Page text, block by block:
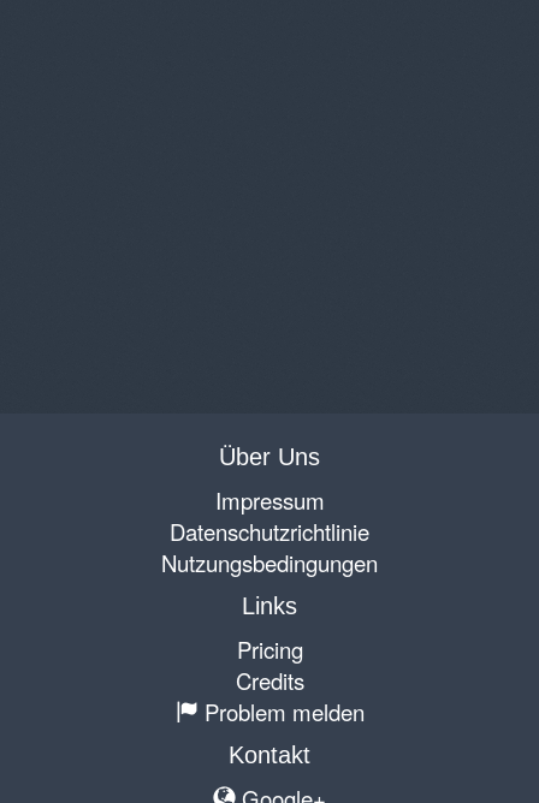
Über Uns
Impressum
Datenschutzrichtlinie
Nutzungsbedingungen
Links
Pricing
Credits
Problem melden
Kontakt